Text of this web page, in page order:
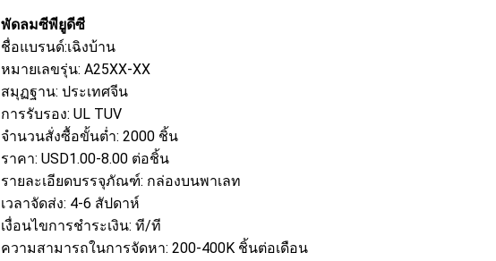
พัดลมซีพียูดีซี
ชื่อแบรนด์:เฉิงบ้าน
หมายเลขรุ่น: A25XX-XX
สมุฏฐาน: ประเทศจีน
การรับรอง: UL TUV
จำนวนสั่งซื้อขั้นต่ำ: 2000 ชิ้น
ราคา: USD1.00-8.00 ต่อชิ้น
รายละเอียดบรรจุภัณฑ์: กล่องบนพาเลท
เวลาจัดส่ง: 4-6 สัปดาห์
เงื่อนไขการชำระเงิน: ที/ที
ความสามารถในการจัดหา: 200-400K ชิ้นต่อเดือน